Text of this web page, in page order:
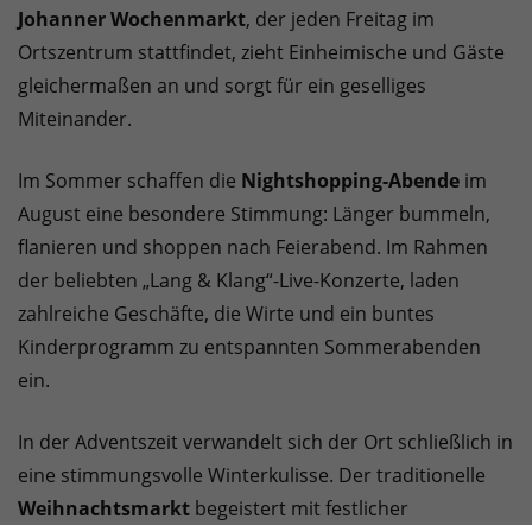
Johanner Wochenmarkt, der jeden Freitag im
Ortszentrum stattfindet, zieht Einheimische und Gäste
gleichermaßen an und sorgt für ein geselliges
Miteinander.
Im Sommer schaffen die Nightshopping-Abende im
August eine besondere Stimmung: Länger bummeln,
flanieren und shoppen nach Feierabend. Im Rahmen
der beliebten „Lang & Klang“-Live-Konzerte, laden
zahlreiche Geschäfte, die Wirte und ein buntes
Kinderprogramm zu entspannten Sommerabenden
ein.
In der Adventszeit verwandelt sich der Ort schließlich in
eine stimmungsvolle Winterkulisse. Der traditionelle
Weihnachtsmarkt begeistert mit festlicher